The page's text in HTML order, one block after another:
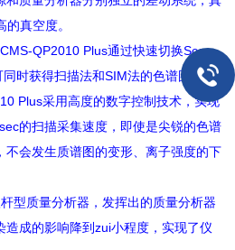
真空度。
QP2010 Plus通过快速切换Scan
时获得扫描法和SIM法的色谱图。
Plus采用高度的数字控制技术，实现
的扫描采集速度，即使是尖锐的色谱
不会发生质谱图的变形、离子强度的下
型质量分析器，发挥出的质量分析器
造成的影响降到zui小程度，实现了仪